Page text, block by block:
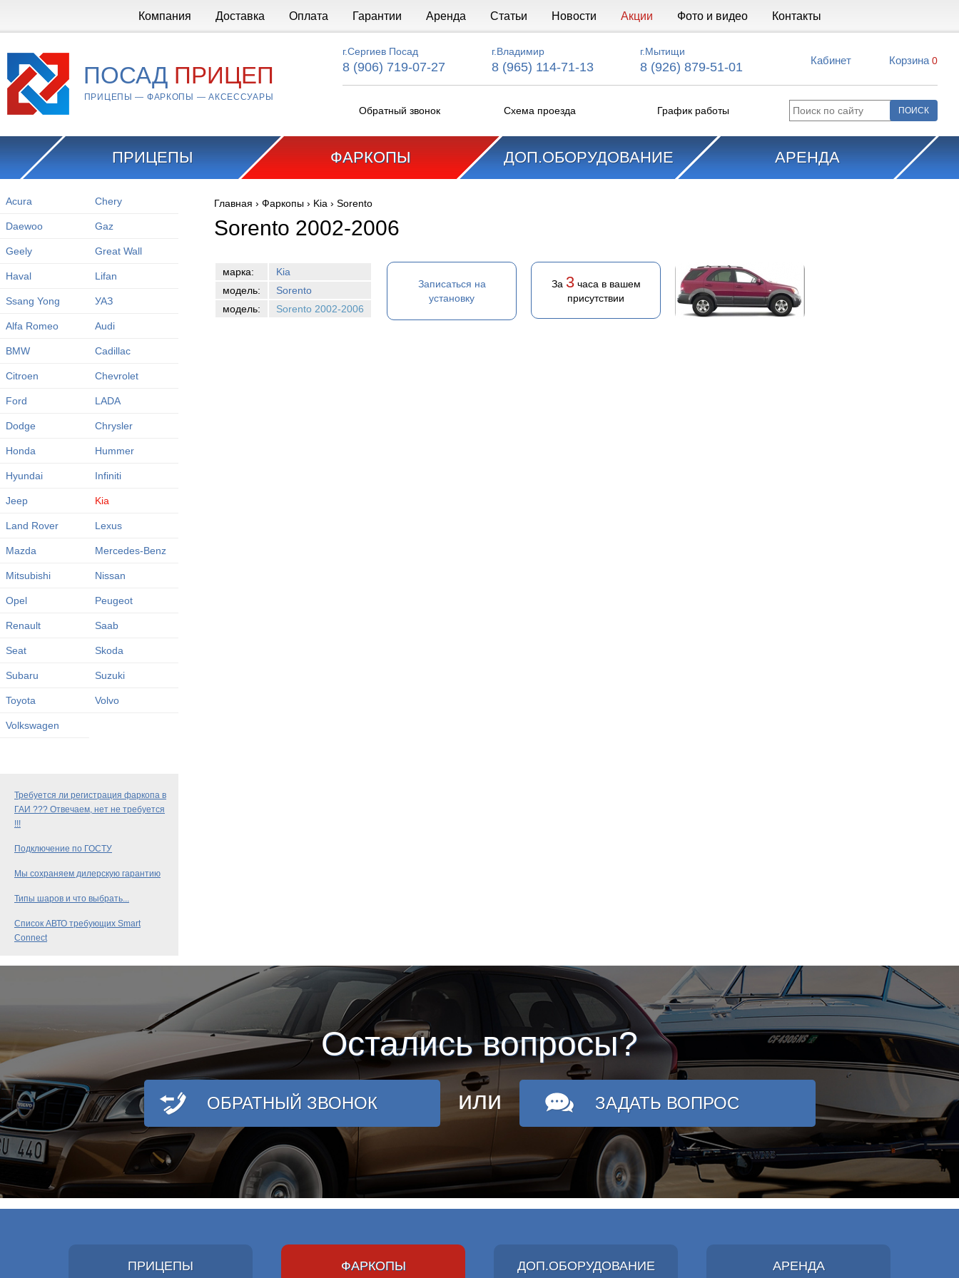
Компания Доставка Оплата Гарантии Аренда Статьи Новости Акции Фото и видео Контакты
ПОСАД ПРИЦЕП
ПРИЦЕПЫ — ФАРКОПЫ — АКСЕССУАРЫ
г.Сергиев Посад
8 (906) 719-07-27
г.Владимир
8 (965) 114-71-13
г.Мытищи
8 (926) 879-51-01 Кабинет Корзина 0
Обратный звонок Схема проезда График работы
ПРИЦЕПЫ ФАРКОПЫ ДОП.ОБОРУДОВАНИЕ АРЕНДА
Acura Chery
Daewoo Gaz
Geely Great Wall
Haval Lifan
Ssang Yong УАЗ
Alfa Romeo Audi
BMW Cadillac
Citroen Chevrolet
Ford LADA
Dodge Chrysler
Honda Hummer
Hyundai Infiniti
Jeep Kia
Land Rover Lexus
Mazda Mercedes-Benz
Mitsubishi Nissan
Opel Peugeot
Renault Saab
Seat Skoda
Subaru Suzuki
Toyota Volvo
Volkswagen
Требуется ли регистрация фаркопа в
ГАИ ??? Отвечаем, нет не требуется
!!!
Подключение по ГОСТУ
Мы сохраняем дилерскую гарантию
Типы шаров и что выбрать...
Список АВТО требующих Smart
Connect
Вы здесь
Главная › Фаркопы › Kia › Sorento
Sorento 2002-2006
марка:
Kia
модель:
Sorento
модель:
Sorento 2002-2006
Записаться на
установку
За 3часа в вашем
присутствии
Остались вопросы?
ОБРАТНЫЙ ЗВОНОК или ЗАДАТЬ ВОПРОС
ПРИЦЕПЫ ФАРКОПЫ ДОП.ОБОРУДОВАНИЕ АРЕНДА